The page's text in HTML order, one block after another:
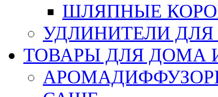
ШЛЯПНЫЕ
УДЛИНИТЕЛИ
ТОВАРЫ ДЛЯ ДОМА